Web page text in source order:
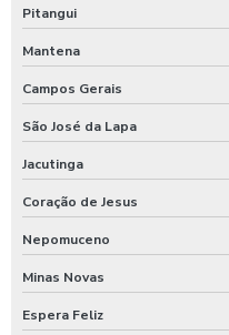
Tarifador para calibrador com
Tarifador para calibrador com
Tarifador para calibrador com pix
Temporizador de banho com pix
Temporizador de chuveiro com
Temporizador de chuveiros
Temporizador para chuveiros
Temporizador de ducha para
Pitangui
Mantena
Campos Gerais
São José da Lapa
Jacutinga
Coração de Jesus
Nepomuceno
Minas Novas
Espera Feliz